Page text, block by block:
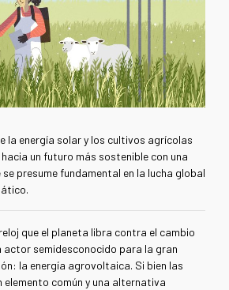
la energía solar y los cultivos agrícolas
un futuro más sostenible con una
presume fundamental en la lucha global
que el planeta libra contra el cambio
actor semidesconocido para la gran
la energía agrovoltaica. Si bien las
elemento común y una alternativa